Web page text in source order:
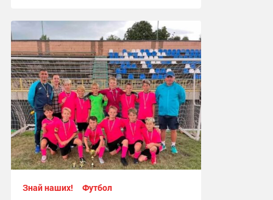
17:09, 4.08.2026
Знай наших! Футбол